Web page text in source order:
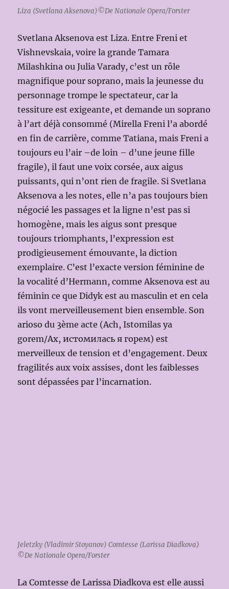
Liza (Svetlana Aksenova)©De Nationale Opera/Forster
Svetlana Aksenova est Liza. Entre Freni et
Vishnevskaia, voire la grande Tamara
Milashkina ou Julia Varady, c’est un rôle
magnifique pour soprano, mais la jeunesse du
personnage trompe le spectateur, car la
tessiture est exigeante, et demande un soprano
à l’art déjà consommé (Mirella Freni l’a abordé
en fin de carrière, comme Tatiana, mais Freni a
toujours eu l’air –de loin – d’une jeune fille
fragile), il faut une voix corsée, aux aigus
puissants, qui n’ont rien de fragile. Si Svetlana
Aksenova a les notes, elle n’a pas toujours bien
négocié les passages et la ligne n’est pas si
homogène, mais les aigus sont presque
toujours triomphants, l’expression est
prodigieusement émouvante, la diction
exemplaire. C’est l’exacte version féminine de
la vocalité d’Hermann, comme Aksenova est au
féminin ce que Didyk est au masculin et en cela
ils vont merveilleusement bien ensemble. Son
arioso du 3ème acte (Ach, Istomilas ya
gorem/Ax, истомилась я горем) est
merveilleux de tension et d’engagement. Deux
fragilités aux voix assises, dont les faiblesses
sont dépassées par l’incarnation.
Jeletzky (Vladimir Stoyanov) Comtesse (Larissa Diadkova)
©De Nationale Opera/Forster
La Comtesse de Larissa Diadkova est elle aussi